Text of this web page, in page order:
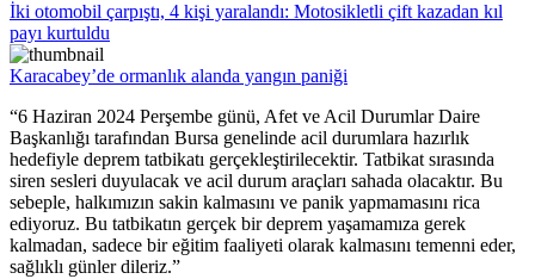
İki otomobil çarpıştı, 4 kişi yaralandı: Motosikletli çift kazadan kıl
payı kurtuldu
Karacabey’de ormanlık alanda yangın paniği
“6 Haziran 2024 Perşembe günü, Afet ve Acil Durumlar Daire
Başkanlığı tarafından Bursa genelinde acil durumlara hazırlık
hedefiyle deprem tatbikatı gerçekleştirilecektir. Tatbikat sırasında
siren sesleri duyulacak ve acil durum araçları sahada olacaktır. Bu
sebeple, halkımızın sakin kalmasını ve panik yapmamasını rica
ediyoruz. Bu tatbikatın gerçek bir deprem yaşamamıza gerek
kalmadan, sadece bir eğitim faaliyeti olarak kalmasını temenni eder,
sağlıklı günler dileriz.”